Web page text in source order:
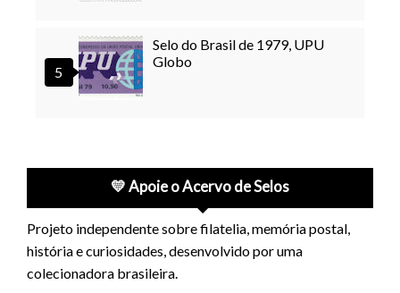
Selo do Brasil de 1979, UPU
Globo
💛 Apoie o Acervo de Selos
Projeto independente sobre filatelia, memória postal,
história e curiosidades, desenvolvido por uma
colecionadora brasileira.